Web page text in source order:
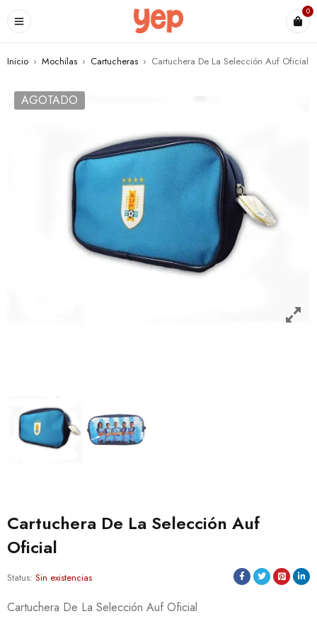
0
Inicio › Mochilas › Cartucheras › Cartuchera De La Selección Auf Oficial
AGOTADO
Cartuchera De La Selección Auf
Oficial
Status: Sin existencias
Cartuchera De La Selección Auf Oficial